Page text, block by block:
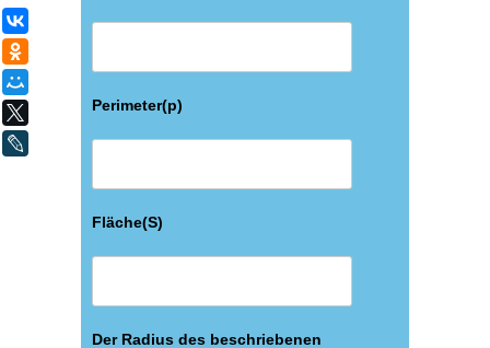
Perimeter(p)
Fläche(S)
Der Radius des beschriebenen
ВКонтакте
LiveJournal